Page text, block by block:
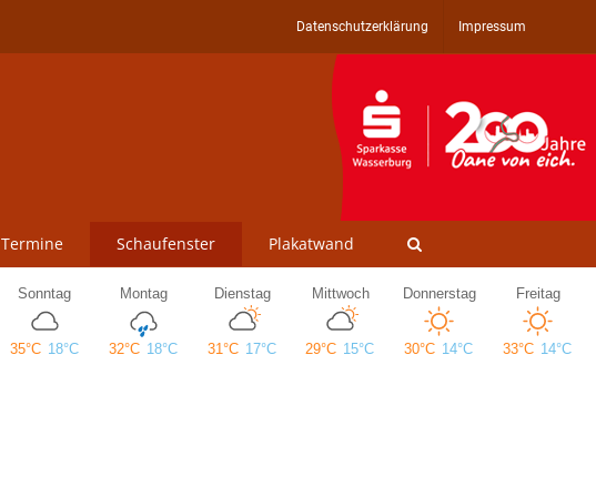
Datenschutzerklärung Impressum
Termine Schaufenster Plakatwand